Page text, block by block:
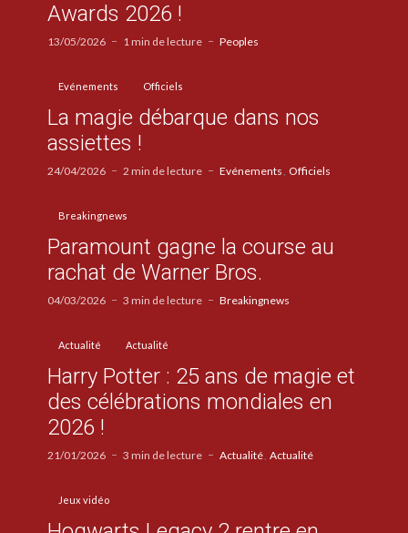
Awards 2026 !
13/05/2026 1 min de lecture Peoples
Evénements Officiels
La magie débarque dans nos
assiettes !
24/04/2026 2 min de lecture Evénements Officiels
Breakingnews
Paramount gagne la course au
rachat de Warner Bros.
04/03/2026 3 min de lecture Breakingnews
Actualité Actualité
Harry Potter : 25 ans de magie et
des célébrations mondiales en
2026 !
21/01/2026 3 min de lecture Actualité Actualité
Jeux vidéo